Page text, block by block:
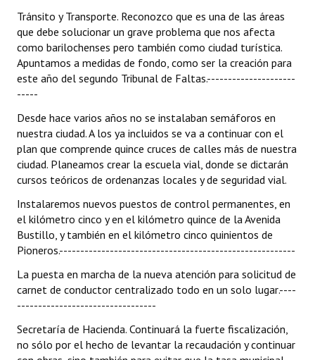
Tránsito y Transporte. Reconozco que es una de las áreas
que debe solucionar un grave problema que nos afecta
como barilochenses pero también como ciudad turística.
Apuntamos a medidas de fondo, como ser la creación para
este año del segundo Tribunal de Faltas.---------------------
-----
Desde hace varios años no se instalaban semáforos en
nuestra ciudad. A los ya incluidos se va a continuar con el
plan que comprende quince cruces de calles más de nuestra
ciudad. Planeamos crear la escuela vial, donde se dictarán
cursos teóricos de ordenanzas locales y de seguridad vial.
Instalaremos nuevos puestos de control permanentes, en
el kilómetro cinco y en el kilómetro quince de la Avenida
Bustillo, y también en el kilómetro cinco quinientos de
Pioneros.--------------------------------------------------------
La puesta en marcha de la nueva atención para solicitud de
carnet de conductor centralizado todo en un solo lugar.----
---------------------------------
Secretaría de Hacienda. Continuará la fuerte fiscalización,
no sólo por el hecho de levantar la recaudación y continuar